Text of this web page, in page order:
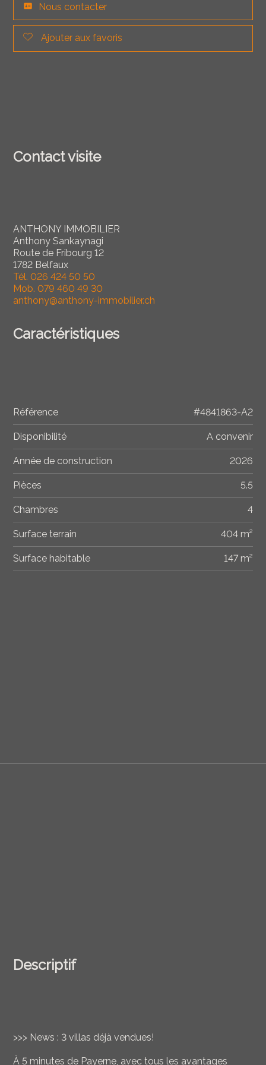
Descriptif
>>> News : 3 villas déjà vendues!
À 5 minutes de Payerne, avec tous les avantages
Nous contacter
Ajouter aux favoris
Contact visite
ANTHONY IMMOBILIER
Anthony Sankaynagi
Route de Fribourg 12
1782 Belfaux
Tél.026 424 50 50
Mob.079 460 49 30
anthony@anthony-immobilier.ch
Caractéristiques
Référence #4841863-A2
Disponibilité A convenir
Année de construction 2026
Pièces 5.5
Chambres 4
Surface terrain 404 m²
Surface habitable 147 m²